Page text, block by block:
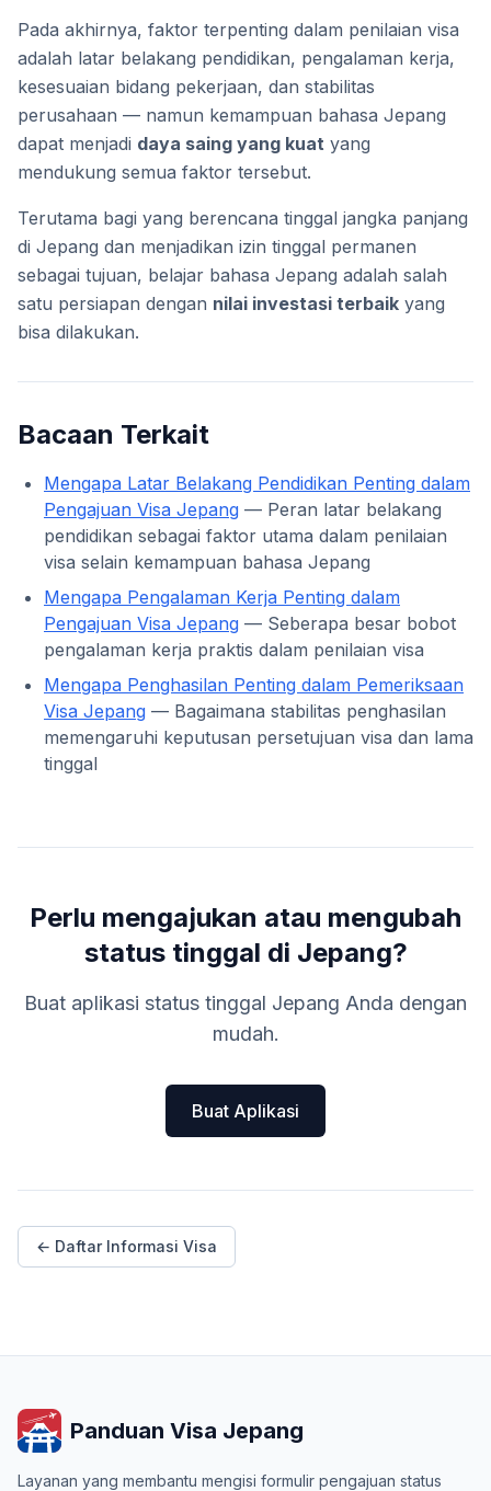
Pada akhirnya, faktor terpenting dalam penilaian visa
adalah latar belakang pendidikan, pengalaman kerja,
kesesuaian bidang pekerjaan, dan stabilitas
perusahaan — namun kemampuan bahasa Jepang
dapat menjadi daya saing yang kuat yang
mendukung semua faktor tersebut.
Terutama bagi yang berencana tinggal jangka panjang
di Jepang dan menjadikan izin tinggal permanen
sebagai tujuan, belajar bahasa Jepang adalah salah
satu persiapan dengan nilai investasi terbaik yang
bisa dilakukan.
Bacaan Terkait
Mengapa Latar Belakang Pendidikan Penting dalam
Pengajuan Visa Jepang — Peran latar belakang
pendidikan sebagai faktor utama dalam penilaian
visa selain kemampuan bahasa Jepang
Mengapa Pengalaman Kerja Penting dalam
Pengajuan Visa Jepang — Seberapa besar bobot
pengalaman kerja praktis dalam penilaian visa
Mengapa Penghasilan Penting dalam Pemeriksaan
Visa Jepang — Bagaimana stabilitas penghasilan
memengaruhi keputusan persetujuan visa dan lama
tinggal
Perlu mengajukan atau mengubah
status tinggal di Jepang?
Buat aplikasi status tinggal Jepang Anda dengan
mudah.
Buat Aplikasi
← Daftar Informasi Visa
Panduan Visa Jepang
Layanan yang membantu mengisi formulir pengajuan status